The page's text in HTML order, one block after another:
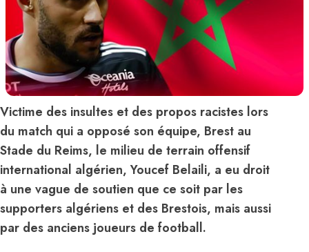
Victime des insultes et des propos racistes lors
du match qui a opposé son équipe, Brest au
Stade du Reims, le milieu de terrain offensif
international algérien, Youcef Belaili, a eu droit
à une vague de soutien que ce soit par les
supporters algériens et des Brestois, mais aussi
par des anciens joueurs de football.